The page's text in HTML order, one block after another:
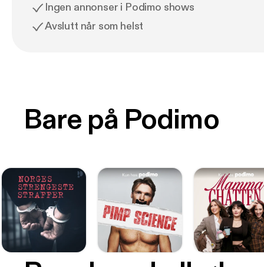
Ingen annonser i Podimo shows
Avslutt når som helst
Bare på Podimo